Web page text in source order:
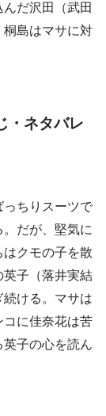
だ沢田（武田
島はマサに対
・ネタバレ
ちりスーツで
だが、堅気に
クモの子を散
英子（落井実結
ける。マサは
コに佳奈花は苦
子の心を読ん